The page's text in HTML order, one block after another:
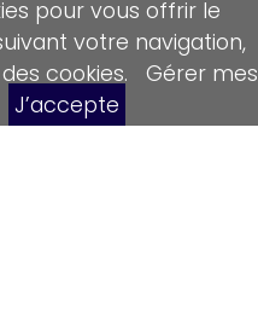
pour vous offrir le
votre navigation,
cookies.
Gérer mes
J’accepte